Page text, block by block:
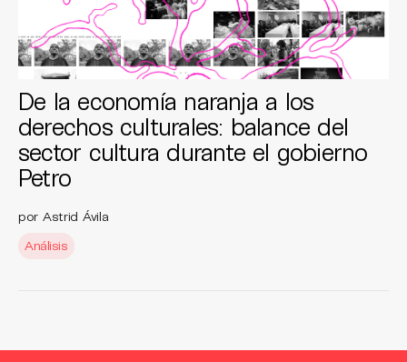
De la economía naranja a los
derechos culturales: balance del
sector cultura durante el gobierno
Petro
por Astrid Ávila
Análisis